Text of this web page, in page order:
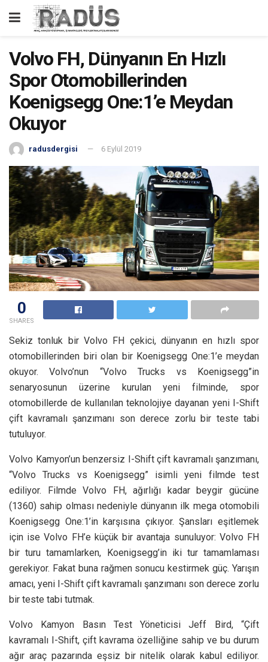
Volvo FH, Dünyanın En Hızlı
Spor Otomobillerinden
Koenigsegg One:1’e Meydan
Okuyor
radusdergisi 6 Eylül 2019
0
SHARES
Sekiz tonluk bir Volvo FH çekici, dünyanın en hızlı spor
otomobillerinden biri olan bir Koenigsegg One:1’e meydan
okuyor. Volvo’nun “Volvo Trucks vs Koenigsegg”in
senaryosunun üzerine kurulan yeni filminde, spor
otomobillerde de kullanılan teknolojiye dayanan yeni I-Shift
çift kavramalı şanzımanı son derece zorlu bir teste tabi
tutuluyor.
Volvo Kamyon’un benzersiz I-Shift çift kavramalı şanzımanı,
“Volvo Trucks vs Koenigsegg” isimli yeni filmde test
ediliyor. Filmde Volvo FH, ağırlığı kadar beygir gücüne
(1360) sahip olması nedeniyle dünyanın ilk mega otomobili
Koenigsegg One:1’in karşısına çıkıyor. Şansları eşitlemek
için ise Volvo FH’e küçük bir avantaja sunuluyor: Volvo FH
bir turu tamamlarken, Koenigsegg’in iki tur tamamlaması
gerekiyor. Fakat buna rağmen sonucu kestirmek güç. Yarışın
amacı, yeni I-Shift çift kavramalı şanzımanı son derece zorlu
bir teste tabi tutmak.
Volvo Kamyon Basın Test Yöneticisi Jeff Bird, “Çift
kavramalı I-Shift, çift kavrama özelliğine sahip ve bu durum
ağır araç pazarında eşsiz bir nitelik olarak kabul ediliyor.